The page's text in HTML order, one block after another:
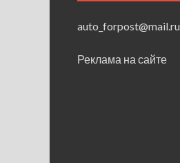
auto_forpost@mail.ru
Реклама на сайте